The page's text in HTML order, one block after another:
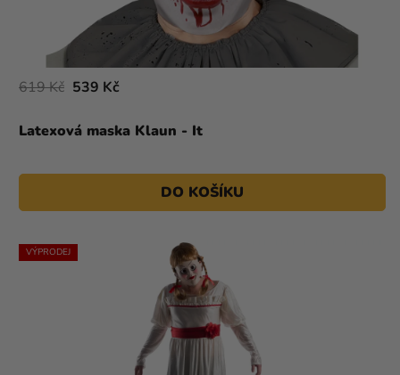
Latexová maska Klaun - It
619 Kč 539 Kč
DO KOŠÍKU
VÝPRODEJ